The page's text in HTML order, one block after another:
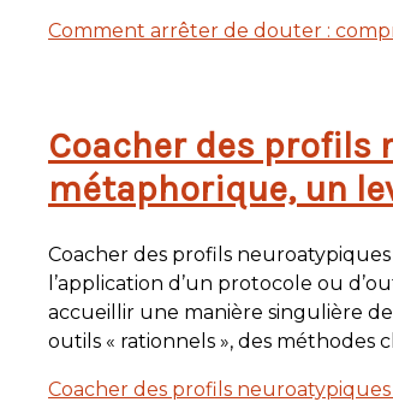
Comment arrêter de douter :
Coacher des profils
métaphorique, un
Coacher des profils
l’application d’un protocole ou
accueillir une manière singulière
outils « rationnels », des méthodes
Coacher des profils